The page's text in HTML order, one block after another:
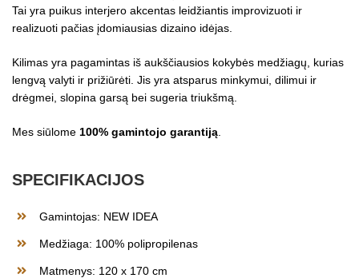
Tai yra puikus interjero akcentas leidžiantis improvizuoti ir
realizuoti pačias įdomiausias dizaino idėjas.
Kilimas yra pagamintas iš aukščiausios kokybės medžiagų, kurias
lengvą valyti ir prižiūrėti. Jis yra atsparus minkymui, dilimui ir
drėgmei, slopina garsą bei sugeria triukšmą.
Mes siūlome 100% gamintojo garantiją
SPECIFIKACIJOS
Gamintojas: NEW IDEA
Medžiaga: 100% polipropilenas
Matmenys: 120 x 170 cm